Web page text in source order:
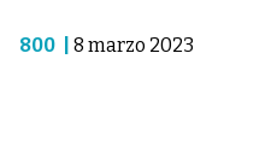
800 8 marzo 2023